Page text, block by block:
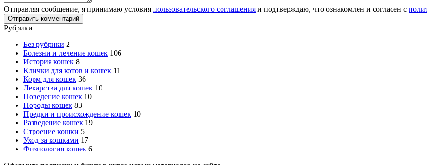
Отправляя сообщение, я принимаю условия пользовательского соглашения и подтверждаю, что ознакомлен и согласен с
Рубрики
Без рубрики 2
Болезни и лечение кошек 106
История кошек 8
Клички для котов и кошек 11
Корм для кошек 36
Лекарства для кошек 10
Поведение кошек 10
Породы кошек 83
Предки и происхождение кошек 10
Разведение кошек 19
Строение кошки 5
Уход за кошками 17
Физиология кошек 6